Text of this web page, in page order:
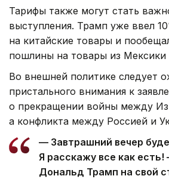
Тарифы также могут стать
выступления. Трамп уже ввел
на китайские товары и
пошлины на товары из Мексики
Во внешней политике следует
пристального внимания к
о прекращении войны между
а конфликта между Россией и
— Завтрашний вечер
Я расскажу все как
Дональд Трамп на свой